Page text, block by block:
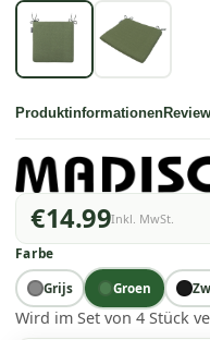
Produktinformationen
€14.99Inkl. MwSt.
Farbe
Grijs Groen
Wird im Set von 4 Stück